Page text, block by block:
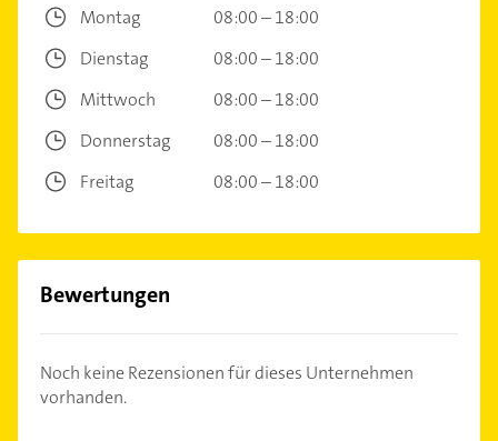
Montag
08:00 – 18:00
Dienstag
08:00 – 18:00
Mittwoch
08:00 – 18:00
Donnerstag
08:00 – 18:00
Freitag
08:00 – 18:00
Bewertungen
Noch keine Rezensionen für dieses Unternehmen
vorhanden.